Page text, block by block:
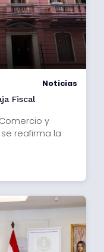
Noticias
Fiscal
y
se reafirma la